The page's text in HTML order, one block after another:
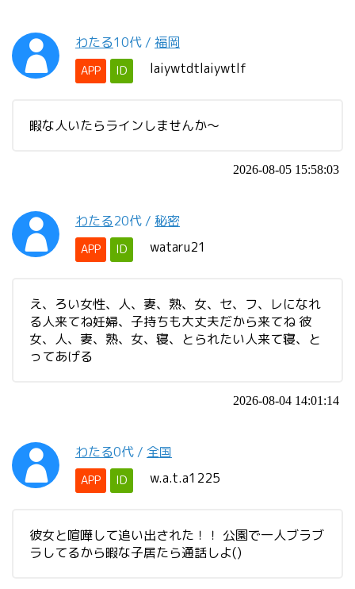
わたる10代 / 福岡
APP ID laiywtdtlaiywtlf
暇な人いたらラインしませんか〜
2026-08-05 15:58:03
わたる20代 / 秘密
APP ID wataru21
え、ろい女性、人、妻、熟、女、セ、フ、レになれ
る人来てね妊婦、子持ちも大丈夫だから来てね 彼
女、人、妻、熟、女、寝、とられたい人来て寝、と
ってあげる
2026-08-04 14:01:14
わたる0代 / 全国
APP ID w.a.t.a1225
彼女と喧嘩して追い出された！！ 公園で一人ブラブ
ラしてるから暇な子居たら通話しよ()